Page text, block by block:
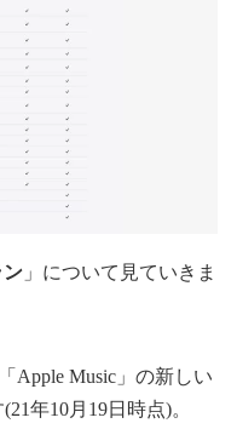
ン 」について見ていきま
Apple Music」の新しい
年10月19日時点)。